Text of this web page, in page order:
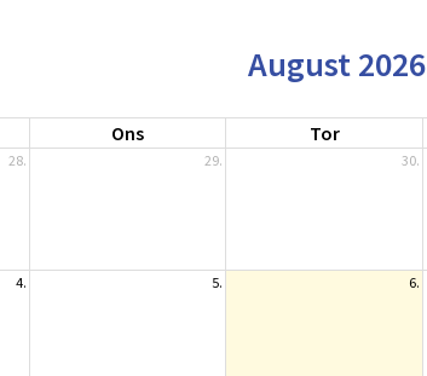
August 2026
Ons Tor
28. 29. 30.
4. 5. 6.